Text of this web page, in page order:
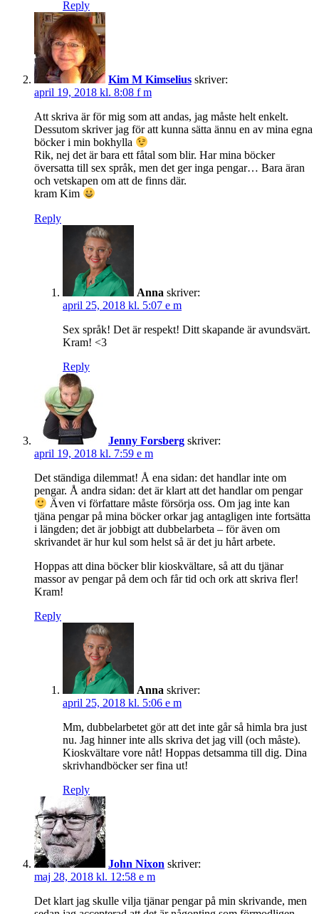
Reply
Kim M Kimselius skriver:
april 19, 2018 kl. 8:08 f m
Att skriva är för mig som att andas, jag måste helt enkelt.
Dessutom skriver jag för att kunna sätta ännu en av mina egna
böcker i min bokhylla
Rik, nej det är bara ett fåtal som blir. Har mina böcker
översatta till sex språk, men det ger inga pengar… Bara äran
och vetskapen om att de finns där.
kram Kim
Reply
Anna skriver:
april 25, 2018 kl. 5:07 e m
Sex språk! Det är respekt! Ditt skapande är avundsvärt.
Kram! <3
Reply
Jenny Forsberg skriver:
april 19, 2018 kl. 7:59 e m
Det ständiga dilemmat! Å ena sidan: det handlar inte om
pengar. Å andra sidan: det är klart att det handlar om pengar
Även vi författare måste försörja oss. Om jag inte kan
tjäna pengar på mina böcker orkar jag antagligen inte fortsätta
i längden; det är jobbigt att dubbelarbeta – för även om
skrivandet är hur kul som helst så är det ju hårt arbete.
Hoppas att dina böcker blir kioskvältare, så att du tjänar
massor av pengar på dem och får tid och ork att skriva fler!
Kram!
Reply
Anna skriver:
april 25, 2018 kl. 5:06 e m
Mm, dubbelarbetet gör att det inte går så himla bra just
nu. Jag hinner inte alls skriva det jag vill (och måste).
Kioskvältare vore nåt! Hoppas detsamma till dig. Dina
skrivhandböcker ser fina ut!
Reply
John Nixon skriver:
maj 28, 2018 kl. 12:58 e m
Det klart jag skulle vilja tjänar pengar på min skrivande, men